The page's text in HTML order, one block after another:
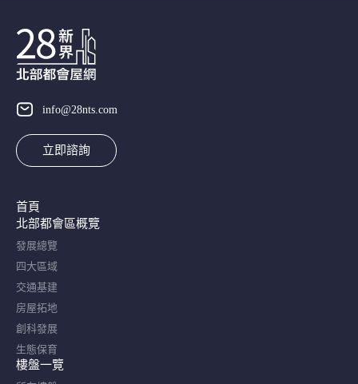
info@28nts.com
立即諮詢
首頁
北部都會區概覽​
發展總覽
四大區域
交通基建
房屋拓地
創科發展
生態保育
樓盤一覽